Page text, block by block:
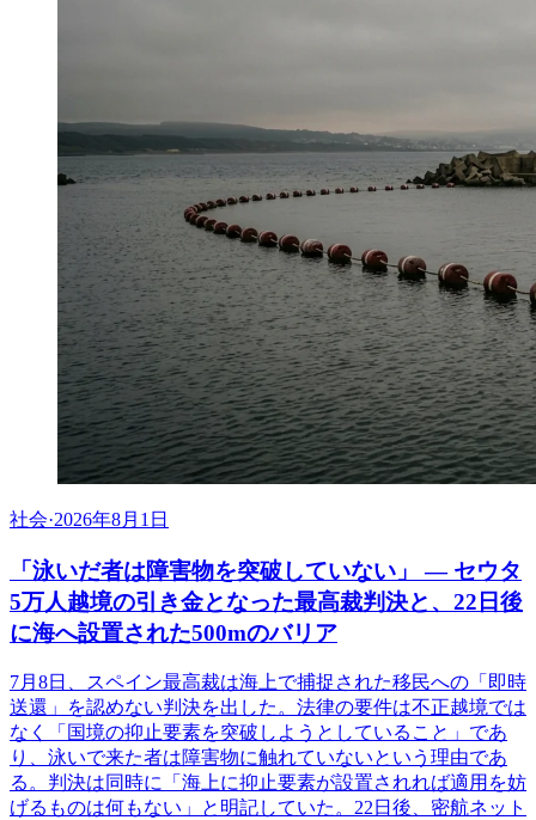
社会·2026年8月1日
「泳いだ者は障害物を突破していない」 ― セウタ
5万人越境の引き金となった最高裁判決と、22日後
に海へ設置された500mのバリア
7月8日、スペイン最高裁は海上で捕捉された移民への「即時
送還」を認めない判決を出した。法律の要件は不正越境では
なく「国境の抑止要素を突破しようとしていること」であ
り、泳いで来た者は障害物に触れていないという理由であ
る。判決は同時に「海上に抑止要素が設置されれば適用を妨
げるものは何もない」と明記していた。22日後、密航ネット